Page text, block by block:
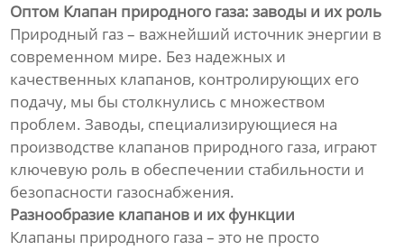
Оптом Клапан природного газа: заводы и их роль
Природный газ – важнейший источник энергии в
современном мире. Без надежных и
качественных клапанов, контролирующих его
подачу, мы бы столкнулись с множеством
проблем. Заводы, специализирующиеся на
производстве клапанов природного газа, играют
ключевую роль в обеспечении стабильности и
безопасности газоснабжения.
Разнообразие клапанов и их функции
Клапаны природного газа – это не просто